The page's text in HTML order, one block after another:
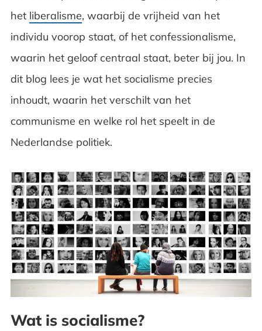
Sociaaldemocratie
Veelgestelde vragen over socialisme
het liberalisme, waarbij de vrijheid van het
individu voorop staat, of het confessionalisme,
waarin het geloof centraal staat, beter bij jou. In
dit blog lees je wat het socialisme precies
inhoudt, waarin het verschilt van het
communisme en welke rol het speelt in de
Nederlandse politiek.
Wat is socialisme?